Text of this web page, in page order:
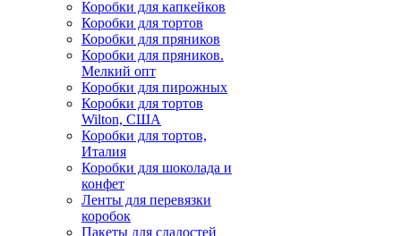
Коробки для капкейков
Коробки для тортов
Коробки для пряников
Коробки для пряников.
Мелкий опт
Коробки для пирожных
Коробки для тортов
Wilton, США
Коробки для тортов,
Италия
Коробки для шоколада и
конфет
Ленты для перевязки
коробок
Пакеты для сладостей